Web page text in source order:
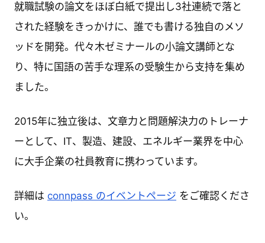
就職試験の論文をほぼ白紙で提出し3社連続で落と
された経験をきっかけに、誰でも書ける独自のメソ
ッドを開発。代々木ゼミナールの小論文講師とな
り、特に国語の苦手な理系の受験生から支持を集め
ました。
2015年に独立後は、文章力と問題解決力のトレーナ
ーとして、IT、製造、建設、エネルギー業界を中心
に大手企業の社員教育に携わっています。
詳細は connpass のイベントページ をご確認くださ
い。